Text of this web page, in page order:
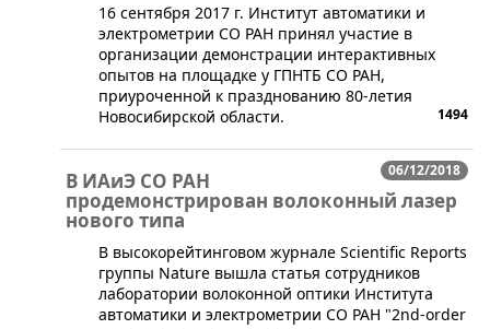
16 сентября 2017 г. Институт автоматики и
электрометрии СО РАН принял участие в
организации демонстрации интерактивных
опытов на площадке у ГПНТБ СО РАН,
приуроченной к празднованию 80-летия
Новосибирской области.
1494
06/12/2018
В ИАиЭ СО РАН
продемонстрирован волоконный лазер
нового типа
В высокорейтинговом журнале Scientific Reports
группы Nature вышла статья сотрудников
лаборатории волоконной оптики Института
автоматики и электрометрии СО РАН "2nd-order